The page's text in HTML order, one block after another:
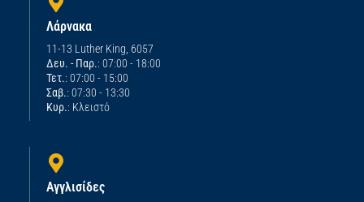
Λάρνακα
11-13 Luther King, 6057
Δευ. - Παρ.: 07:00 - 18:00
Τετ.: 07:00 - 15:00
Σαβ.: 07:30 - 13:30
Κυρ.: Κλειστό
Αγγλισίδες